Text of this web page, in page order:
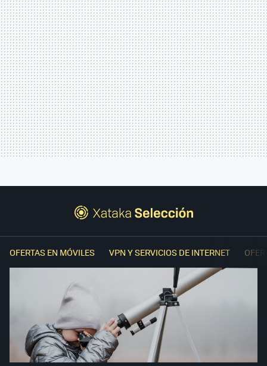
OFERTAS EN MÓVILES VPN Y SERVICIOS DE INTERNET